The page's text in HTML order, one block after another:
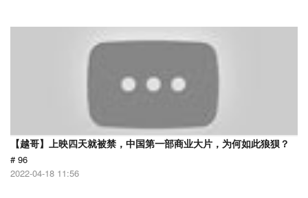
【越哥】上映四天就被禁，中国第一部商业大片，为何如此狼狈？
# 96
2022-04-18 11:56